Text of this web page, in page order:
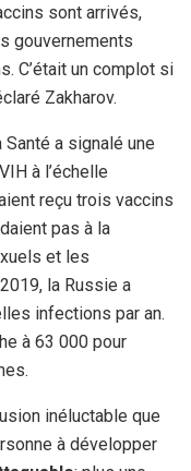
sont arrivés,
gouvernements
C’était un complot si
Zakharov.
a signalé une
à l’échelle
reçu trois vaccins
pas à la
et les
la Russie a
infections par an.
à 63 000 pour
inéluctable que
à développer